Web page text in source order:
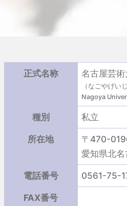
正式名称 名古屋芸術
（なごやげい
Nagoya
種別 私立
所在地
〒470-
愛知県北
電話番号 0561-75-
FAX番号